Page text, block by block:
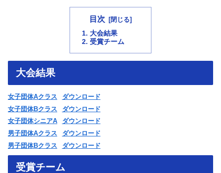
目次
大会結果
受賞チーム
大会結果
女子団体Aクラス
ダウンロード
女子団体Bクラス
ダウンロード
女子団体シニアA
ダウンロード
男子団体Aクラス
ダウンロード
男子団体Bクラス
ダウンロード
受賞チーム